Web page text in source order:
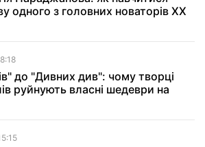
одного з головних новаторів XX
до "Дивних див": чому творці
руйнують власні шедеври на